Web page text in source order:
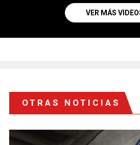
VER MÁS
OTRAS NOTICIAS